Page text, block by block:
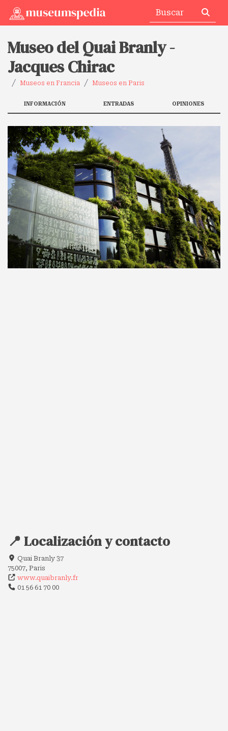
Museo del Quai Branly -
Jacques Chirac
Museos en Francia Museos en Paris
INFORMACIÓN ENTRADAS OPINIONES
📍 Localización y contacto
Quai Branly 37
75007, Paris
www.quaibranly.fr
01 56 61 70 00